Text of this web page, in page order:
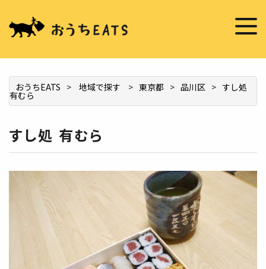
掲載希望の店舗様へ
お店を推薦する
おうちEATS > 地域で探す > 東京都 > 品川区 > すし処
有むら
すし処 有むら